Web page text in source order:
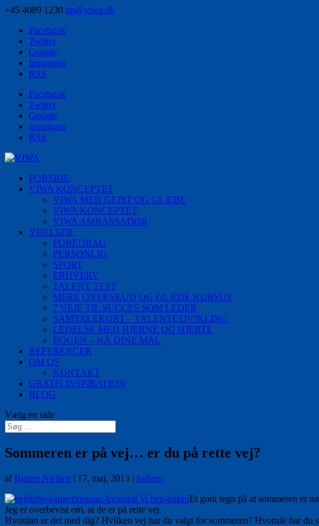
+45 4089 1230 bn@viwa.dk
Facebook
Twitter
Google
Instagram
RSS
Facebook
Twitter
Google
Instagram
RSS
FORSIDE
VIWA KONCEPTET
VIWA MED GEJST OG GLÆDE
VIWA KONCEPTET
VIWA AMBASSADØR
YDELSER
FOREDRAG
PERSONLIG
SPORT
ERHVERV
TALENT TEST
MERE OVERSKUD OG GLÆDE KURSUS
7 VEJE TIL SUCCES SOM LEDER
SAMTALEKORT – TALENTUDVIKLING
LEDELSE MED HJERNE OG HJERTE
BOGEN – NÅ DINE MÅL
REFERENCER
OM OS
KONTAKT
GRATIS INSPIRATION
BLOG
Vælg en side
Sommeren er på vej… er du på rette vej?
af Bjarne Nielsen | 17, maj, 2013 | Indlæg
Et godt tegn på at sommeren er
Jeg er overbevist om, at de er på rette vej.
Hvordan er det med dig? Hvilken vej har du valgt for sommeren? Hvornår har